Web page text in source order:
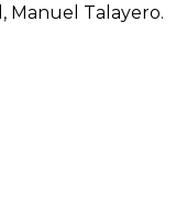
Manuel Talayero.